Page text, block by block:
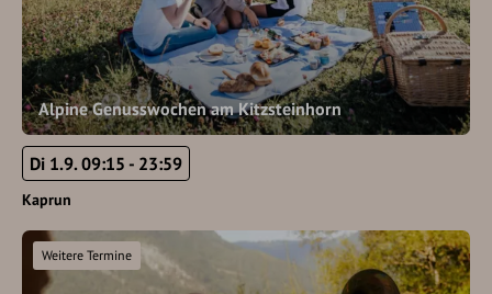
Alpine Genusswochen am Kitzsteinhorn
Di 1.9. 09:15 - 23:59
Kaprun
Weitere Termine